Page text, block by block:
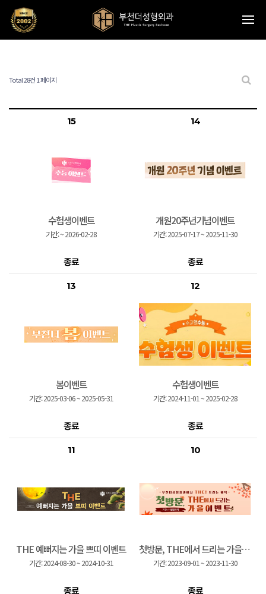
Total 28건1 페이지
15
수험생이벤트
기간:~2026-02-28
종료
14
개원20주년기념이벤트
기간:2025-07-17~2025-11-30
종료
13
봄이벤트
기간:2025-03-06~2025-05-31
종료
12
수험생이벤트
기간:2024-11-01~2025-02-28
종료
11
THE 예뻐지는 가을 쁘띠 이벤트
기간:2024-08-30~2024-10-31
종료
10
첫방문, THE에서 드리는 가을이벤트
기간:2023-09-01 ~2023-11-30
종료